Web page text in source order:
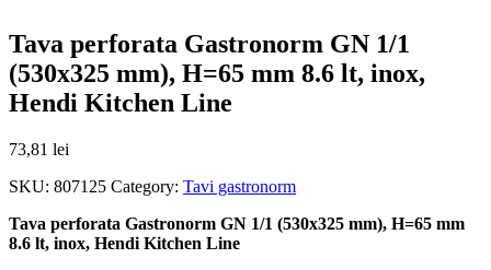
Tava perforata Gastronorm GN 1/1
(530x325 mm), H=65 mm 8.6 lt, inox,
Hendi Kitchen Line
73,81 lei
SKU: 807125 Category: Tavi gastronorm
Tava perforata Gastronorm GN 1/1 (530x325 mm), H=65 mm
8.6 lt, inox, Hendi Kitchen Line